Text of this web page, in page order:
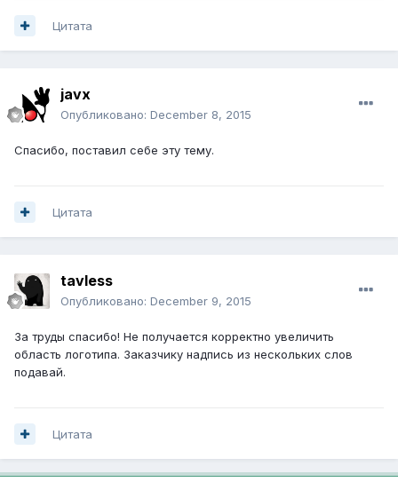
Цитата
javx
Опубликовано: December 8, 2015
Спасибо, поставил себе эту тему.
Цитата
tavless
Опубликовано: December 9, 2015
За труды спасибо! Не получается корректно увеличить
область логотипа. Заказчику надпись из нескольких слов
подавай.
Цитата